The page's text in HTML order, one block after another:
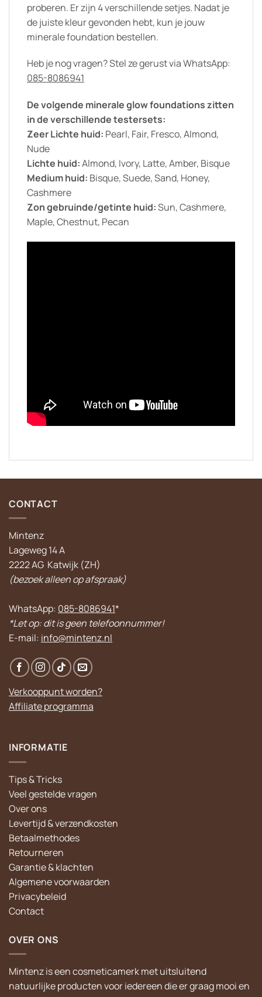
proberen. Er zijn 4 verschillende setjes. Nadat je
de juiste kleur gevonden hebt, kun je jouw
minerale foundation bestellen.
Heb je nog vragen? Stel ze gerust via WhatsApp:
085-8086941
De volgende minerale glow foundations zitten
in de verschillende testersets:
Zeer Lichte huid: Pearl, Fair, Fresco, Almond,
Nude
Lichte huid:Almond, Ivory, Latte, Amber, Bisque
Medium huid: Bisque, Suede, Sand, Honey,
Cashmere
Zon gebruinde/getinte huid:Sun, Cashmere,
Maple, Chestnut, Pecan
CONTACT
Mintenz
Lageweg 14 A
2222 AG Katwijk (ZH)
(bezoek alleen op afspraak)
WhatsApp: 085-8086941*
*Let op: dit is geen telefoonnummer!
E-mail: info@mintenz.nl
Verkooppunt worden?
Affiliate programma
INFORMATIE
Tips & Tricks
Veel gestelde vragen
Over ons
Levertijd & verzendkosten
Betaalmethodes
Retourneren
Garantie & klachten
Algemene voorwaarden
Privacybeleid
Contact
OVER ONS
Mintenz is een cosmeticamerk met uitsluitend
natuurlijke producten voor iedereen die er graag mooi en